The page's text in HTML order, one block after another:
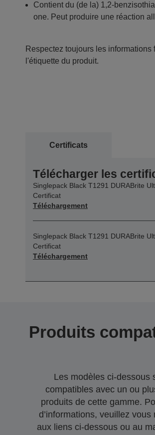
Contient du (de la) 1,2-
one. Peut produire une réaction
Respectez toujours les informations
l'étiquette du produit.
Certificats
Télécharger les
Singlepack Black T1291 DURABrite
Certificat
Téléchargement
Singlepack Black T1291 DURABrite
Certificat
Téléchargement
Produits
Les modèles ci-dessous
compatibles avec un ou
produits de cette gamme.
d’informations, veuillez vous
aux liens ci-dessous ou au